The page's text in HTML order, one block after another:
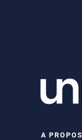
A PROPOS